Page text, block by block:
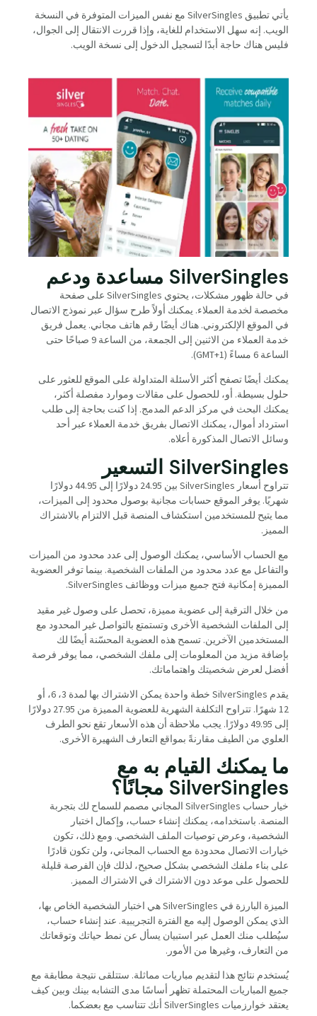
يأتي تطبيق SilverSingles مع نفس الميزات المتوفرة في النسخة
الويب. إنه سهل الاستخدام للغاية، وإذا قررت الانتقال إلى الجوال،
فليس هناك حاجة أبدًا لتسجيل الدخول إلى نسخة الويب.
SilverSingles مساعدة ودعم
في حالة ظهور مشكلات، يحتوي SilverSingles على صفحة
مخصصة لخدمة العملاء. يمكنك أولاً طرح سؤال عبر نموذج الاتصال
في الموقع الإلكتروني. هناك أيضًا رقم هاتف مجاني. يعمل فريق
خدمة العملاء من الاثنين إلى الجمعة، من الساعة 9 صباحًا حتى
الساعة 6 مساءً (GMT+1).
يمكنك أيضًا تصفح أكثر الأسئلة المتداولة على الموقع للعثور على
حلول بسيطة. أو، للحصول على مقالات وموارد مفصلة أكثر،
يمكنك البحث في مركز الدعم المدمج. إذا كنت بحاجة إلى طلب
استرداد أموال، يمكنك الاتصال بفريق خدمة العملاء عبر أحد
وسائل الاتصال المذكورة أعلاه.
SilverSingles التسعير
تتراوح أسعار SilverSingles بين 24.95 دولارًا إلى 44.95 دولارًا
شهريًا. يوفر الموقع حسابات مجانية بوصول محدود إلى الميزات،
مما يتيح للمستخدمين استكشاف المنصة قبل الالتزام بالاشتراك
المميز.
مع الحساب الأساسي، يمكنك الوصول إلى عدد محدود من الميزات
والتفاعل مع عدد محدود من الملفات الشخصية. بينما توفر العضوية
المميزة إمكانية فتح جميع ميزات ووظائف SilverSingles.
من خلال الترقية إلى عضوية مميزة، تحصل على وصول غير مقيد
إلى الملفات الشخصية الأخرى وتستمتع بالتواصل غير المحدود مع
المستخدمين الآخرين. تسمح هذه العضوية المحسّنة أيضًا لك
بإضافة مزيد من المعلومات إلى ملفك الشخصي، مما يوفر فرصة
أفضل لعرض شخصيتك واهتماماتك.
يقدم SilverSingles خطة واحدة يمكن الاشتراك بها لمدة 3، 6، أو
12 شهرًا. تتراوح التكلفة الشهرية للعضوية المميزة من 27.95 دولارًا
إلى 49.95 دولارًا. يجب ملاحظة أن هذه الأسعار تقع نحو الطرف
العلوي من الطيف مقارنةً بمواقع التعارف الشهيرة الأخرى.
ما يمكنك القيام به مع
SilverSingles مجانًا؟
خيار حساب SilverSingles المجاني مصمم للسماح لك بتجربة
المنصة. باستخدامه، يمكنك إنشاء حساب، وإكمال اختبار
الشخصية، وعرض توصيات الملف الشخصي. ومع ذلك، تكون
خيارات الاتصال محدودة مع الحساب المجاني، ولن تكون قادرًا
على بناء ملفك الشخصي بشكل صحيح، لذلك فإن الفرصة قليلة
للحصول على موعد دون الاشتراك في الاشتراك المميز.
الميزة البارزة في SilverSingles هي اختبار الشخصية الخاص بها،
الذي يمكن الوصول إليه مع الفترة التجريبية. عند إنشاء حساب،
سيُطلب منك العمل عبر استبيان يسأل عن نمط حياتك وتوقعاتك
من التعارف، وغيرها من الأمور.
يُستخدم نتائج هذا لتقديم مباريات مماثلة. ستتلقى نتيجة مطابقة مع
جميع المباريات المحتملة تظهر أساسًا مدى التشابه بينك وبين كيف
يعتقد خوارزميات SilverSingles أنك تتناسب مع بعضكما.